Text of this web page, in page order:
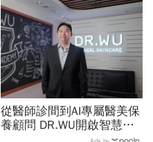
從醫師診間到AI專屬醫美保
養顧問 DR.WU開啟智慧養